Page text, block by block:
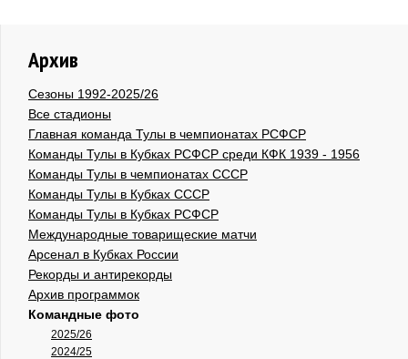
Архив
Сезоны 1992-2025/26
Все стадионы
Главная команда Тулы в чемпионатах РСФСР
Команды Тулы в Кубках РСФСР среди КФК 1939 - 1956
Команды Тулы в чемпионатах СССР
Команды Тулы в Кубках СССР
Команды Тулы в Кубках РСФСР
Международные товарищеские матчи
Арсенал в Кубках России
Рекорды и антирекорды
Архив программок
Командные фото
2025/26
2024/25